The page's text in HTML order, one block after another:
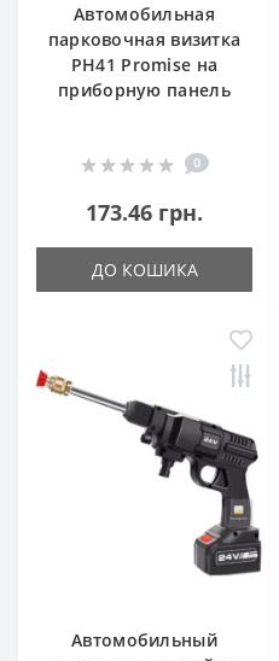
Автомобильная
парковочная визитка
PH41 Promise на
приборную панель
0
173.46 грн.
ДО КОШИКА
Автомобильный